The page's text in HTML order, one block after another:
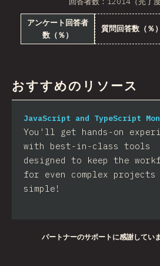
アンケート回答者
数（％）
質問回答数（％）
おすすめのリソース
JavaScript and TypeScript
You'll get hands-on
with best-in-class tools
designed to keep the
for even complex projects
simple!
パートナーのサポートに感謝してい